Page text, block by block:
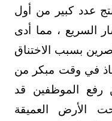
عدد كبير من أول
السريع ، مما أدى
بسبب الاختناق
في وقت مبكر من
رفع الموظفين قد
الأرض العميقة